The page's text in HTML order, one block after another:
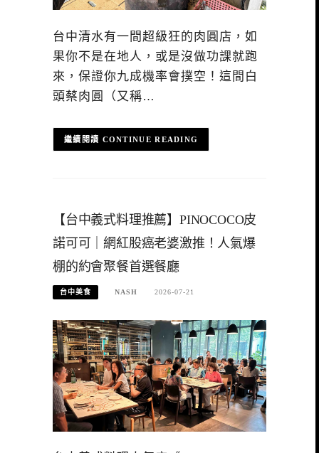
台中清水有一間超級狂的肉圓店，如
果你不是在地人，或是沒做功課就跑
來，保證你九成機率會撲空！這間白
頭蔡肉圓（又稱…
CONTINUE READING
【台中義式料理推薦】PINOCOCO皮
諾可可｜網紅股癌老婆激推！人氣爆
棚的約會聚餐首選餐廳
台中美食 NASH 2026-07-21